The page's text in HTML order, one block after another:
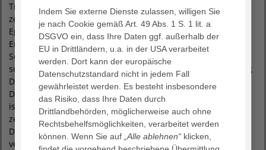
Traumazentrum“ zur Behandlung von Schwerverletzten,
zertifiziertes Endoprothetik- und Gefäßzentrum sowie
Epilepsiezentrum und Medizinisches Zentrum für
Erwachsene mit Behinderung. Einen besonderen
Schwerpunkt bildet die Onkologie. Das Brustkrebszentrum
sowie das Viszeralonkologische Zentrum mit der Ausrichtung
Darmkrebszentrum und Magenkrebszentrum sind von der
Deutschen Krebsgesellschaft zertifiziert. Die Chest Pain Unit
ist von der deutschen Gesellschaft für Kardiologie
zertifizierter Bestandteil der Klinik für Kardiologie. Zum
Diakonieklinikum gehören ein Reha-Zentrum und
verschiedene Dienstleistungsbetriebe. Insgesamt arbeiten
Indem Sie externe Dienste zulassen, willigen Sie
je nach Cookie gemäß Art. 49 Abs. 1 S. 1 lit. a
DSGVO ein, dass Ihre Daten ggf. außerhalb der
EU in Drittländern, u.a. in der USA verarbeitet
werden. Dort kann der europäische
Datenschutzstandard nicht in jedem Fall
gewährleistet werden. Es besteht insbesondere
das Risiko, dass Ihre Daten durch
Drittlandbehörden, möglicherweise auch ohne
Rechtsbehelfsmöglichkeiten, verarbeitet werden
können. Wenn Sie auf „Alle ablehnen“ klicken,